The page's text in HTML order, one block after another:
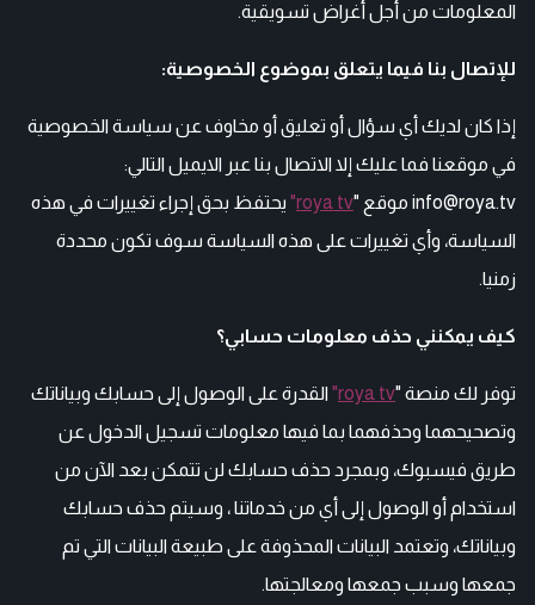
المعلومات من أجل أغراض تسويقية.
للإتصال بنا فيما يتعلق بموضوع الخصوصية:
إذا كان لديك أي سؤال أو تعليق أو مخاوف عن سياسة الخصوصية
في موقعنا فما عليك إلا الاتصال بنا عبر الايميل التالي:
info@roya.tv موقع "
roya tv
" يحتفظ بحق إجراء تغييرات في هذه
السياسة، وأي تغييرات على هذه السياسة سوف تكون محددة
زمنيا.
كيف يمكنني حذف معلومات حسابي؟
توفر لك منصة "roya tv
" القدرة على الوصول إلى حسابك وبياناتك
وتصحيحهما وحذفهما بما فيها معلومات تسجيل الدخول عن
طريق فيسبوك، وبمجرد حذف حسابك لن تتمكن بعد الآن من
استخدام أو الوصول إلى أي من خدماتنا ، وسيتم حذف حسابك
وبياناتك، وتعتمد البيانات المحذوفة على طبيعة البيانات التي تم
جمعها وسبب جمعها ومعالجتها.